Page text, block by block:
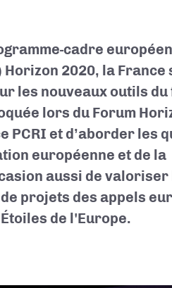
cadre
2020, la France
les nouveaux outils
lors du Forum
PCRI et d’aborder les
européenne et de la
aussi de valoriser
projets des appels
de l'Europe.